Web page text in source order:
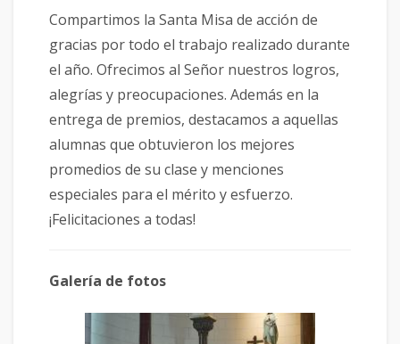
Compartimos la Santa Misa de acción de
gracias por todo el trabajo realizado durante
el año. Ofrecimos al Señor nuestros logros,
alegrías y preocupaciones. Además en la
entrega de premios, destacamos a aquellas
alumnas que obtuvieron los mejores
promedios de su clase y menciones
especiales para el mérito y esfuerzo.
¡Felicitaciones a todas!
Galería de fotos